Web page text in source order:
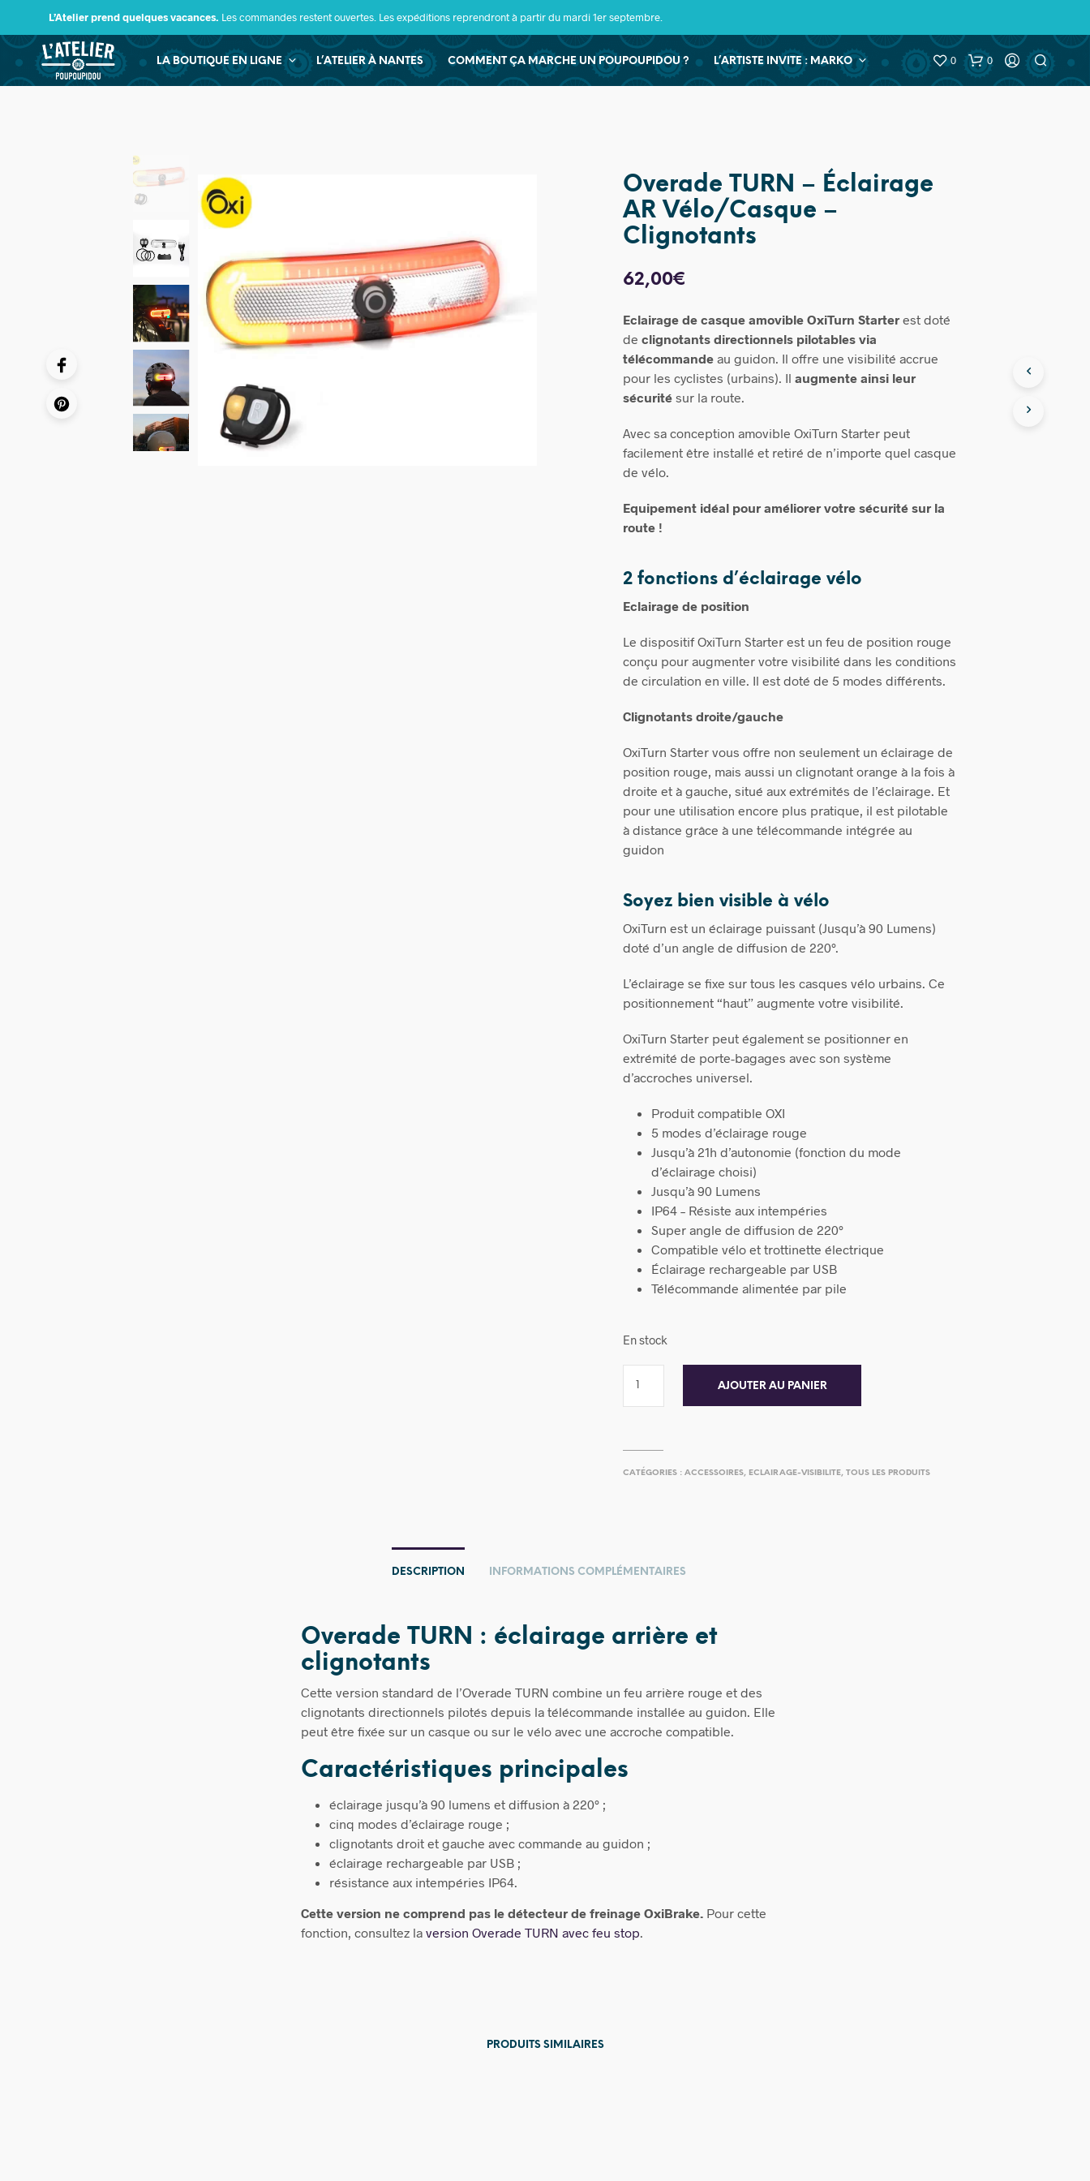
L’Atelier prend quelques vacances. Les commandes restent ouvertes. Les expéditions reprendront à partir du mardi 1er septembre.
LA BOUTIQUE EN LIGNE L’ATELIER À NANTES COMMENT ÇA MARCHE UN POUPOUPIDOU ? L’ARTISTE INVITE : MARKO 0 0
Overade TURN – Éclairage
AR Vélo/Casque –
Clignotants
62,00€
Eclairage de casque amovible OxiTurn Starter est doté
declignotants directionnels pilotables via
télécommande au guidon. Il offre une visibilité accrue
pour les cyclistes (urbains). Ilaugmente ainsi leur
sécurité sur la route.
Avec sa conception amovible OxiTurn Starter peut
facilement être installé et retiré de n’importe quel casque
de vélo.
Equipement idéal pour améliorer votre sécurité sur la
route !
2 fonctions d’éclairage vélo
Eclairage de position
Le dispositif OxiTurn Starter est un feu de position rouge
conçu pour augmenter votre visibilité dans les conditions
de circulation en ville. Il est doté de 5 modes différents.
Clignotants droite/gauche
OxiTurn Starter vous offre non seulement un éclairage de
position rouge, mais aussi un clignotant orange à la fois à
droite et à gauche, situé aux extrémités de l’éclairage. Et
pour une utilisation encore plus pratique, il est pilotable
à distance grâce à une télécommande intégrée au
guidon
Soyez bien visible à vélo
OxiTurn est un éclairage puissant (Jusqu’à 90 Lumens)
doté d’un angle de diffusion de 220°.
L’éclairage se fixe sur tous les casques vélo urbains. Ce
positionnement “haut” augmente votre visibilité.
OxiTurn Starter peut également se positionner en
extrémité de porte-bagages avec son système
d’accroches universel.
Produit compatible OXI
5 modes d’éclairage rouge
Jusqu’à 21h d’autonomie (fonction du mode
d’éclairage choisi)
Jusqu’à 90 Lumens
IP64 – Résiste aux intempéries
Super angle de diffusion de 220°
Compatible vélo et trottinette électrique
Éclairage rechargeable par USB
Télécommande alimentée par pile
En stock
AJOUTER AU PANIER
CATÉGORIES :ACCESSOIRES, ECLAIRAGE-VISIBILITE,TOUS LES PRODUITS
DESCRIPTION INFORMATIONS COMPLÉMENTAIRES
Overade TURN : éclairage arrière et
clignotants
Cette version standard de l’Overade TURN combine un feu arrière rouge et des
clignotants directionnels pilotés depuis la télécommande installée au guidon. Elle
peut être fixée sur un casque ou sur le vélo avec une accroche compatible.
Caractéristiques principales
éclairage jusqu’à 90 lumens et diffusion à 220° ;
cinq modes d’éclairage rouge ;
clignotants droit et gauche avec commande au guidon ;
éclairage rechargeable par USB ;
résistance aux intempéries IP64.
Cette version ne comprend pas le détecteur de freinage OxiBrake. Pour cette
fonction, consultez la version Overade TURN avec feu stop.
PRODUITS SIMILAIRES